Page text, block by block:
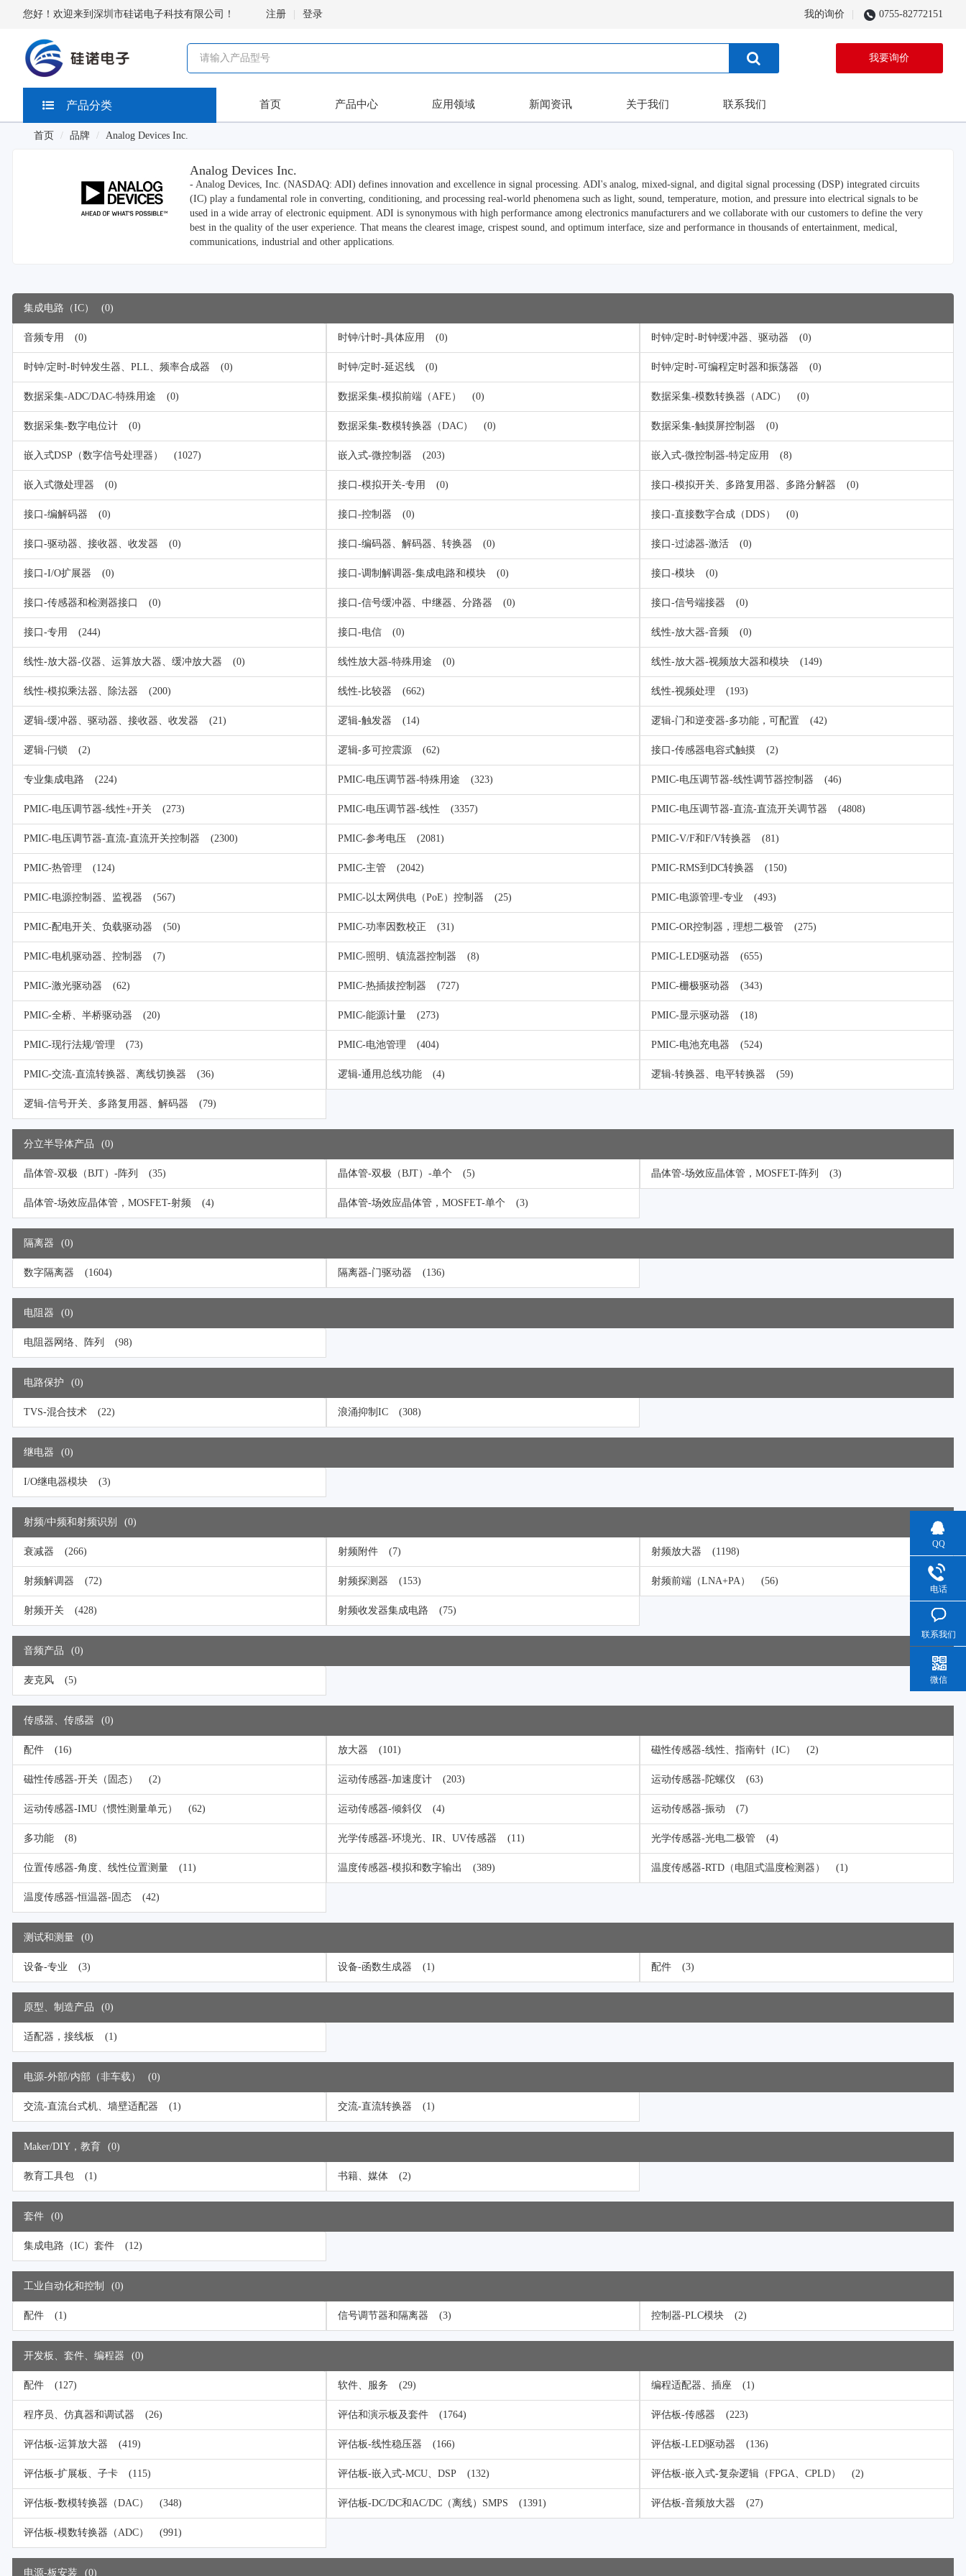
我的询价 0755-82772151
您好！欢迎来到深圳市硅诺电子科技有限公司！ 注册 登录
我要询价
产品分类 首页 产品中心 应用领域 新闻资讯 关于我们 联系我们
首页 品牌 Analog Devices Inc.
Analog Devices Inc.
- Analog Devices, Inc. (NASDAQ: ADI) defines innovation and excellence in signal processing. ADI's analog, mixed-signal, and digital signal processing (DSP) integrated circuits
(IC) play a fundamental role in converting, conditioning, and processing real-world phenomena such as light, sound, temperature, motion, and pressure into electrical signals to be
used in a wide array of electronic equipment. ADI is synonymous with high performance among electronics manufacturers and we collaborate with our customers to define the very
best in the quality of the user experience. That means the clearest image, crispest sound, and optimum interface, size and performance in thousands of entertainment, medical,
communications, industrial and other applications.
集成电路（IC） (0)
音频专用 (0) 时钟/计时-具体应用 (0) 时钟/定时-时钟缓冲器、驱动器 (0)
时钟/定时-时钟发生器、PLL、频率合成器 (0) 时钟/定时-延迟线 (0) 时钟/定时-可编程定时器和振荡器 (0)
数据采集-ADC/DAC-特殊用途 (0) 数据采集-模拟前端（AFE） (0) 数据采集-模数转换器（ADC） (0)
数据采集-数字电位计 (0) 数据采集-数模转换器（DAC） (0) 数据采集-触摸屏控制器 (0)
嵌入式DSP（数字信号处理器） (1027) 嵌入式-微控制器 (203) 嵌入式-微控制器-特定应用 (8)
嵌入式微处理器 (0) 接口-模拟开关-专用 (0) 接口-模拟开关、多路复用器、多路分解器 (0)
接口-编解码器 (0) 接口-控制器 (0) 接口-直接数字合成（DDS） (0)
接口-驱动器、接收器、收发器 (0) 接口-编码器、解码器、转换器 (0) 接口-过滤器-激活 (0)
接口-I/O扩展器 (0) 接口-调制解调器-集成电路和模块 (0) 接口-模块 (0)
接口-传感器和检测器接口 (0) 接口-信号缓冲器、中继器、分路器 (0) 接口-信号端接器 (0)
接口-专用 (244) 接口-电信 (0) 线性-放大器-音频 (0)
线性-放大器-仪器、运算放大器、缓冲放大器 (0) 线性放大器-特殊用途 (0) 线性-放大器-视频放大器和模块 (149)
线性-模拟乘法器、除法器 (200) 线性-比较器 (662) 线性-视频处理 (193)
逻辑-缓冲器、驱动器、接收器、收发器 (21) 逻辑-触发器 (14) 逻辑-门和逆变器-多功能，可配置 (42)
逻辑-闩锁 (2) 逻辑-多可控震源 (62) 接口-传感器电容式触摸 (2)
专业集成电路 (224) PMIC-电压调节器-特殊用途 (323) PMIC-电压调节器-线性调节器控制器 (46)
PMIC-电压调节器-线性+开关 (273) PMIC-电压调节器-线性 (3357) PMIC-电压调节器-直流-直流开关调节器 (4808)
PMIC-电压调节器-直流-直流开关控制器 (2300) PMIC-参考电压 (2081) PMIC-V/F和F/V转换器 (81)
PMIC-热管理 (124) PMIC-主管 (2042) PMIC-RMS到DC转换器 (150)
PMIC-电源控制器、监视器 (567) PMIC-以太网供电（PoE）控制器 (25) PMIC-电源管理-专业 (493)
PMIC-配电开关、负载驱动器 (50) PMIC-功率因数校正 (31) PMIC-OR控制器，理想二极管 (275)
PMIC-电机驱动器、控制器 (7) PMIC-照明、镇流器控制器 (8) PMIC-LED驱动器 (655)
PMIC-激光驱动器 (62) PMIC-热插拔控制器 (727) PMIC-栅极驱动器 (343)
PMIC-全桥、半桥驱动器 (20) PMIC-能源计量 (273) PMIC-显示驱动器 (18)
PMIC-现行法规/管理 (73) PMIC-电池管理 (404) PMIC-电池充电器 (524)
PMIC-交流-直流转换器、离线切换器 (36) 逻辑-通用总线功能 (4) 逻辑-转换器、电平转换器 (59)
逻辑-信号开关、多路复用器、解码器 (79)
分立半导体产品 (0)
晶体管-双极（BJT）-阵列 (35) 晶体管-双极（BJT）-单个 (5) 晶体管-场效应晶体管，MOSFET-阵列 (3)
晶体管-场效应晶体管，MOSFET-射频 (4) 晶体管-场效应晶体管，MOSFET-单个 (3)
隔离器 (0)
数字隔离器 (1604) 隔离器-门驱动器 (136)
电阻器 (0)
电阻器网络、阵列 (98)
电路保护 (0)
TVS-混合技术 (22) 浪涌抑制IC (308)
继电器 (0)
I/O继电器模块 (3)
射频/中频和射频识别 (0)
衰减器 (266) 射频附件 (7) 射频放大器 (1198)
射频解调器 (72) 射频探测器 (153) 射频前端（LNA+PA） (56)
射频开关 (428) 射频收发器集成电路 (75)
音频产品 (0)
麦克风 (5)
传感器、传感器 (0)
配件 (16) 放大器 (101) 磁性传感器-线性、指南针（IC） (2)
磁性传感器-开关（固态） (2) 运动传感器-加速度计 (203) 运动传感器-陀螺仪 (63)
运动传感器-IMU（惯性测量单元） (62) 运动传感器-倾斜仪 (4) 运动传感器-振动 (7)
多功能 (8) 光学传感器-环境光、IR、UV传感器 (11) 光学传感器-光电二极管 (4)
位置传感器-角度、线性位置测量 (11) 温度传感器-模拟和数字输出 (389) 温度传感器-RTD（电阻式温度检测器） (1)
温度传感器-恒温器-固态 (42)
测试和测量 (0)
设备-专业 (3) 设备-函数生成器 (1) 配件 (3)
原型、制造产品 (0)
适配器，接线板 (1)
电源-外部/内部（非车载） (0)
交流-直流台式机、墙壁适配器 (1) 交流-直流转换器 (1)
Maker/DIY，教育 (0)
教育工具包 (1) 书籍、媒体 (2)
套件 (0)
集成电路（IC）套件 (12)
工业自动化和控制 (0)
配件 (1) 信号调节器和隔离器 (3) 控制器-PLC模块 (2)
开发板、套件、编程器 (0)
配件 (127) 软件、服务 (29) 编程适配器、插座 (1)
程序员、仿真器和调试器 (26) 评估和演示板及套件 (1764) 评估板-传感器 (223)
评估板-运算放大器 (419) 评估板-线性稳压器 (166) 评估板-LED驱动器 (136)
评估板-扩展板、子卡 (115) 评估板-嵌入式-MCU、DSP (132) 评估板-嵌入式-复杂逻辑（FPGA、CPLD） (2)
评估板-数模转换器（DAC） (348) 评估板-DC/DC和AC/DC（离线）SMPS (1391) 评估板-音频放大器 (27)
评估板-模数转换器（ADC） (991)
电源-板安装 (0)
QQ
电话
联系我们
微信